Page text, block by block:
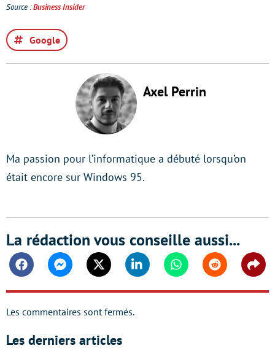
Source :Business Insider
Google
Axel Perrin
Ma passion pour l’informatique a débuté lorsqu’on
était encore sur Windows 95.
La rédaction vous conseille aussi...
FacebookMessengerTwitter Linkedin WhatsappReddit
Les commentaires sont fermés.
Les derniers articles